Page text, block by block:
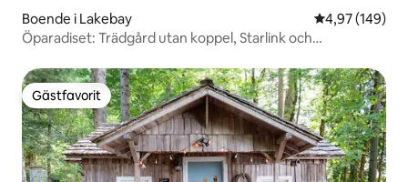
Boende i Lakebay 4,97 av 5 i
4,97 (149)
Öparadiset: Trädgård utan koppel, Starlink och
Gästfavorit
Gästfavorit